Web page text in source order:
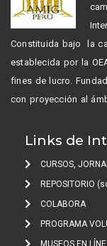
Constituida bajo la
establecida por la
fines de lucro.
con proyección al
Links de
CURSOS,
REPOSITORIO
COLABORA
PROGRAMA
MUSEOS EN